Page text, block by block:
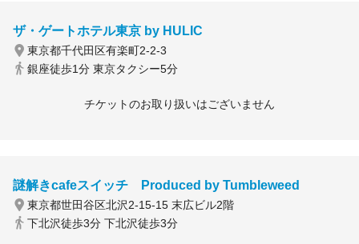
ザ・ゲートホテル東京 by HULIC
東京都千代田区有楽町2-2-3
銀座徒歩1分 東京タクシー5分
チケットのお取り扱いはございません
謎解きcafeスイッチ Produced by Tumbleweed
東京都世田谷区北沢2-15-15 末広ビル2階
下北沢徒歩3分 下北沢徒歩3分